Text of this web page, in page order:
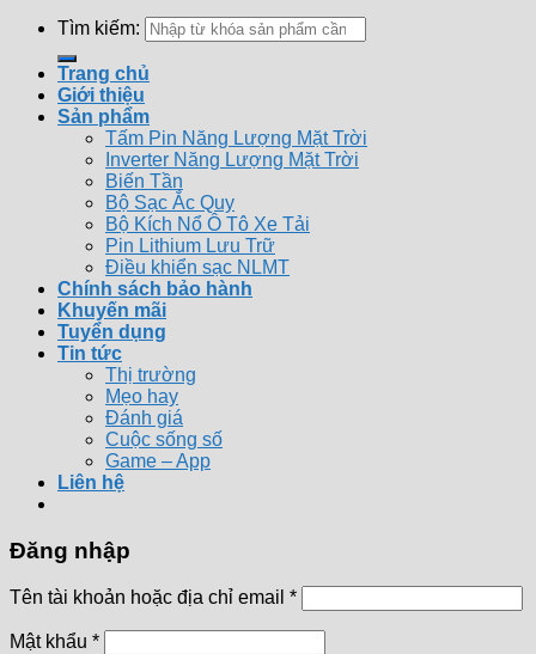
Tìm kiếm:
Trang chủ
Giới thiệu
Sản phẩm
Tấm Pin Năng Lượng Mặt Trời
Inverter Năng Lượng Mặt Trời
Biến Tần
Bộ Sạc Ắc Quy
Bộ Kích Nổ Ô Tô Xe Tải
Pin Lithium Lưu Trữ
Điều khiển sạc NLMT
Chính sách bảo hành
Khuyến mãi
Tuyển dụng
Tin tức
Thị trường
Mẹo hay
Đánh giá
Cuộc sống số
Game – App
Liên hệ
Đăng nhập
Tên tài khoản hoặc địa chỉ email *
Mật khẩu *